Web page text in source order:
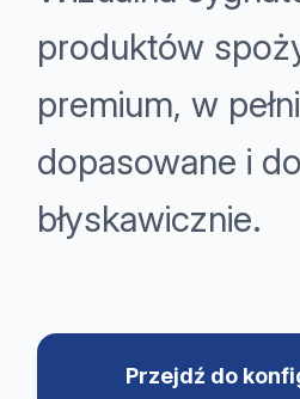
produktów
premium, w pełni
dopasowane i
błyskawicznie.
Przejdź do